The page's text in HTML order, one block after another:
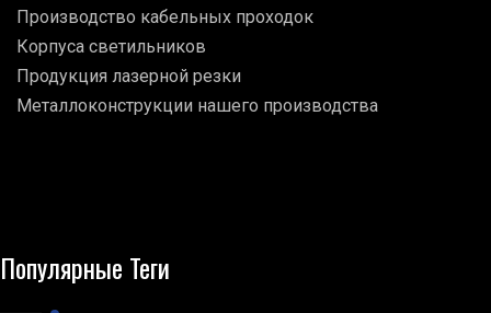
Производство кабельных проходок
Корпуса светильников
Продукция лазерной резки
Металлоконструкции нашего производства
Популярные Теги